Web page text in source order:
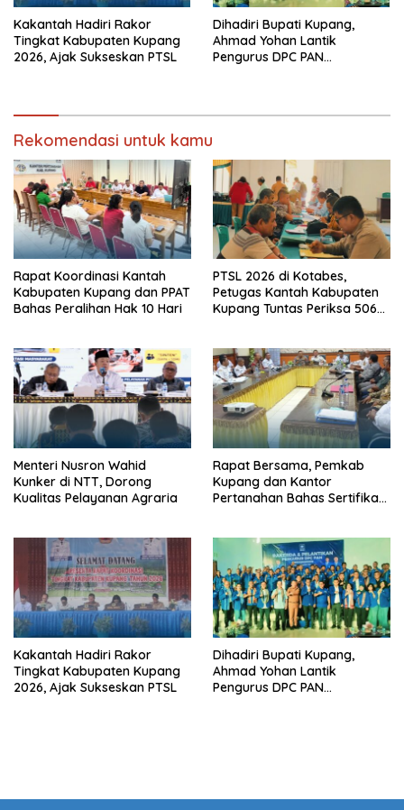
Kakantah Hadiri Rakor
Tingkat Kabupaten Kupang
2026, Ajak Sukseskan PTSL
Dihadiri Bupati Kupang,
Ahmad Yohan Lantik
Pengurus DPC PAN
Rekomendasi untuk kamu
Rapat Koordinasi Kantah
Kabupaten Kupang dan PPAT
Bahas Peralihan Hak 10 Hari
PTSL 2026 di Kotabes,
Petugas Kantah Kabupaten
Kupang Tuntas Periksa 506
Menteri Nusron Wahid
Kunker di NTT, Dorong
Kualitas Pelayanan Agraria
Rapat Bersama, Pemkab
Kupang dan Kantor
Pertanahan Bahas Sertifikasi
Kakantah Hadiri Rakor
Tingkat Kabupaten Kupang
2026, Ajak Sukseskan PTSL
Dihadiri Bupati Kupang,
Ahmad Yohan Lantik
Pengurus DPC PAN